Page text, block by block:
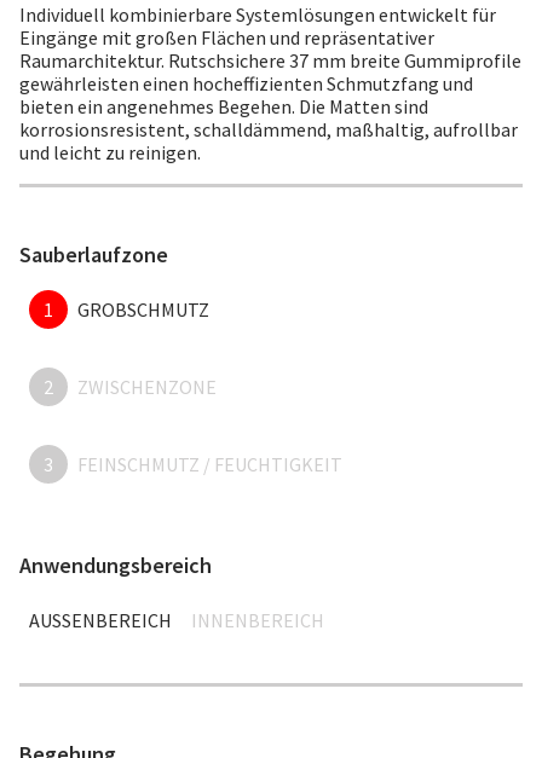
Individuell kombinierbare Systemlösungen entwickelt für
Eingänge mit großen Flächen und repräsentativer
Raumarchitektur. Rutschsichere 37 mm breite Gummiprofile
gewährleisten einen hocheffizienten Schmutzfang und
bieten ein angenehmes Begehen. Die Matten sind
korrosionsresistent, schalldämmend, maßhaltig, aufrollbar
und leicht zu reinigen.
Sauberlaufzone
1 GROBSCHMUTZ
2 ZWISCHENZONE
3 FEINSCHMUTZ / FEUCHTIGKEIT
Anwendungsbereich
AUSSENBEREICH INNENBEREICH